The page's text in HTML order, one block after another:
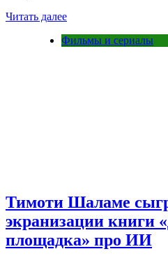
Читать далее
Фильмы и сериалы
Тимоти Шаламе
экранизации книги
площадка» про ИИ